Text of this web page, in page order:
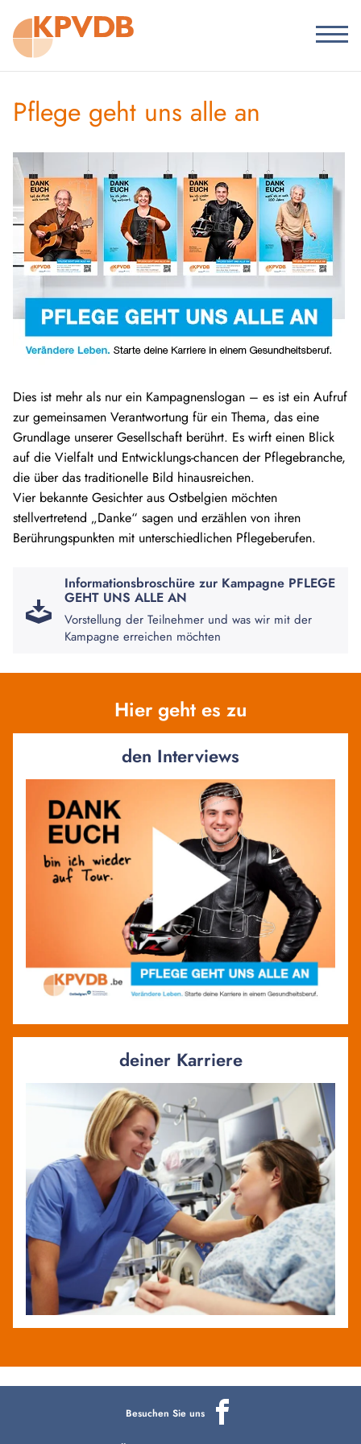
Pflege geht uns alle an
Barrierefreiheit
KPVDB
Berufsinformationen
Weiterbildungen
Ausbildungen
Bibliothek
Pflege geht uns alle an
Dies ist mehr als nur ein Kampagnenslogan – es ist ein Aufruf
zur gemeinsamen Verantwortung für ein Thema, das eine
Grundlage unserer Gesellschaft berührt. Es wirft einen Blick
auf die Vielfalt und Entwicklungs-chancen der Pflegebranche,
die über das traditionelle Bild hinausreichen.
Vier bekannte Gesichter aus Ostbelgien möchten
stellvertretend „Danke“ sagen und erzählen von ihren
Berührungspunkten mit unterschiedlichen Pflegeberufen.
Informationsbroschüre zur Kampagne PFLEGE
GEHT UNS ALLE AN
Vorstellung der Teilnehmer und was wir mit der
Kampagne erreichen möchten
Hier geht es zu
den Interviews
deiner Karriere
Besuchen Sie uns